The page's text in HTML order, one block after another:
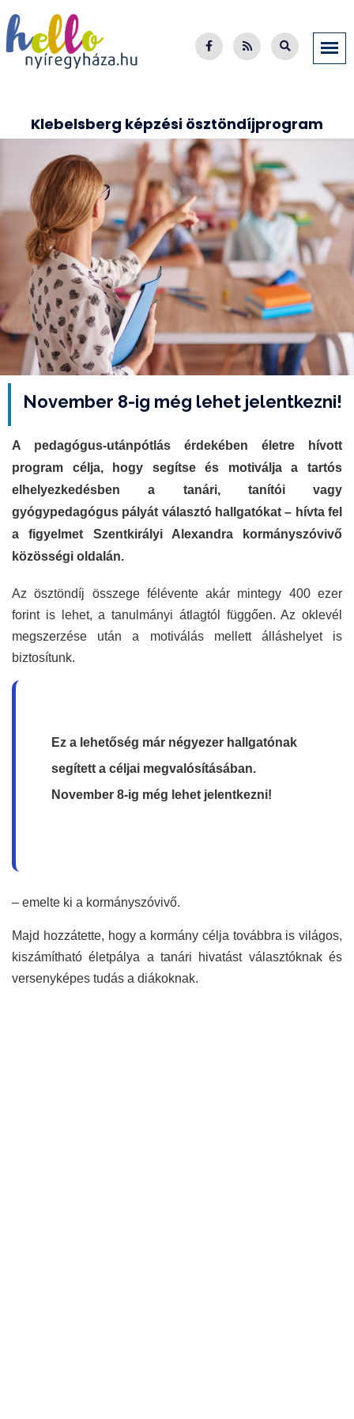
Klebelsberg képzési ösztöndíjprogram
November 8-ig még lehet jelentkezni!
A pedagógus-utánpótlás érdekében életre hívott
program célja, hogy segítse és motiválja a tartós
elhelyezkedésben a tanári, tanítói vagy
gyógypedagógus pályát választó hallgatókat – hívta fel
a figyelmet Szentkirályi Alexandra kormányszóvivő
közösségi oldalán.
Az ösztöndíj összege félévente akár mintegy 400 ezer
forint is lehet, a tanulmányi átlagtól függően. Az oklevél
megszerzése után a motiválás mellett álláshelyet is
biztosítunk.
Ez a lehetőség már négyezer hallgatónak
segített a céljai megvalósításában.
November 8-ig még lehet jelentkezni!
– emelte ki a kormányszóvivő.
Majd hozzátette, hogy a kormány célja továbbra is világos,
kiszámítható életpálya a tanári hivatást választóknak és
versenyképes tudás a diákoknak.